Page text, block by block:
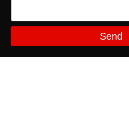
Send